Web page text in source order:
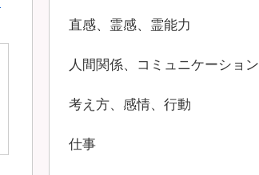
直感、霊感、霊能力
人間関係、コミュニケーション
考え方、感情、行動
仕事